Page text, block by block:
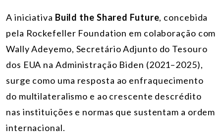
A iniciativa Build the Shared Future, concebida
pela Rockefeller Foundation em colaboração com
Wally Adeyemo, Secretário Adjunto do Tesouro
dos EUA na Administração Biden (2021–2025),
surge como uma resposta ao enfraquecimento
do multilateralismo e ao crescente descrédito
nas instituições e normas que sustentam a ordem
internacional.